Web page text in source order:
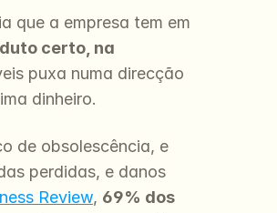
que a empresa tem em
certo, na
puxa numa direcção
dinheiro.
de obsolescência, e
perdidas, e danos
Review, 69% dos